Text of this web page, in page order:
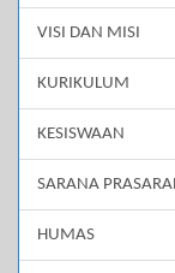
VISI DAN MISI
KURIKULUM
KESISWAAN
SARANA
HUMAS